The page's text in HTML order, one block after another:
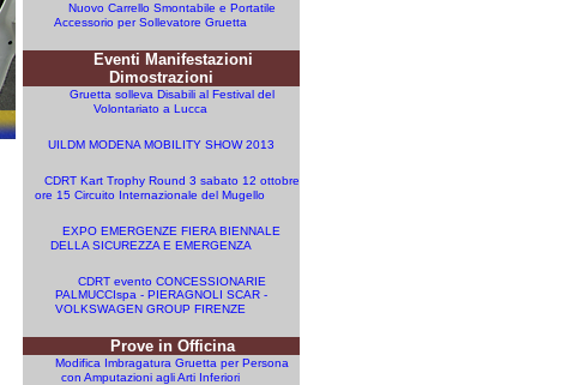
Nuovo Carrello Smontabile e Portatile
Accessorio per Sollevatore Gruetta
Eventi Manifestazioni
Dimostrazioni
Gruetta solleva Disabili al Festival del
Volontariato a Lucca
UILDM MODENA MOBILITY SHOW 2013
CDRT Kart Trophy Round 3 sabato 12 ottobre
ore 15 Circuito Internazionale del Mugello
EXPO EMERGENZE FIERA BIENNALE
DELLA SICUREZZA E EMERGENZA
CDRT evento CONCESSIONARIE
PALMUCCIspa - PIERAGNOLI SCAR -
VOLKSWAGEN GROUP FIRENZE
Prove in Officina
Modifica Imbragatura Gruetta per Persona
con Amputazioni agli Arti Inferiori